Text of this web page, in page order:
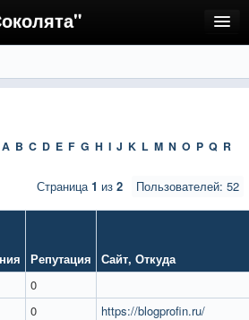
A B C D E F G H I J K L M N O P Q R
Пользователей: 52
Страница1 из 2
Репутация Сайт, Откуда
0
0
https://blogprofin.ru/